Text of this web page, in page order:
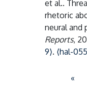
et al..
rhetoric
neural and
Reports,
9⟩. ⟨hal-
«